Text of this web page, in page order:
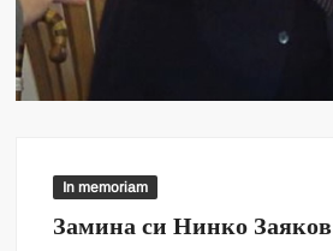
In memoriam
Замина си Нинко Заяков